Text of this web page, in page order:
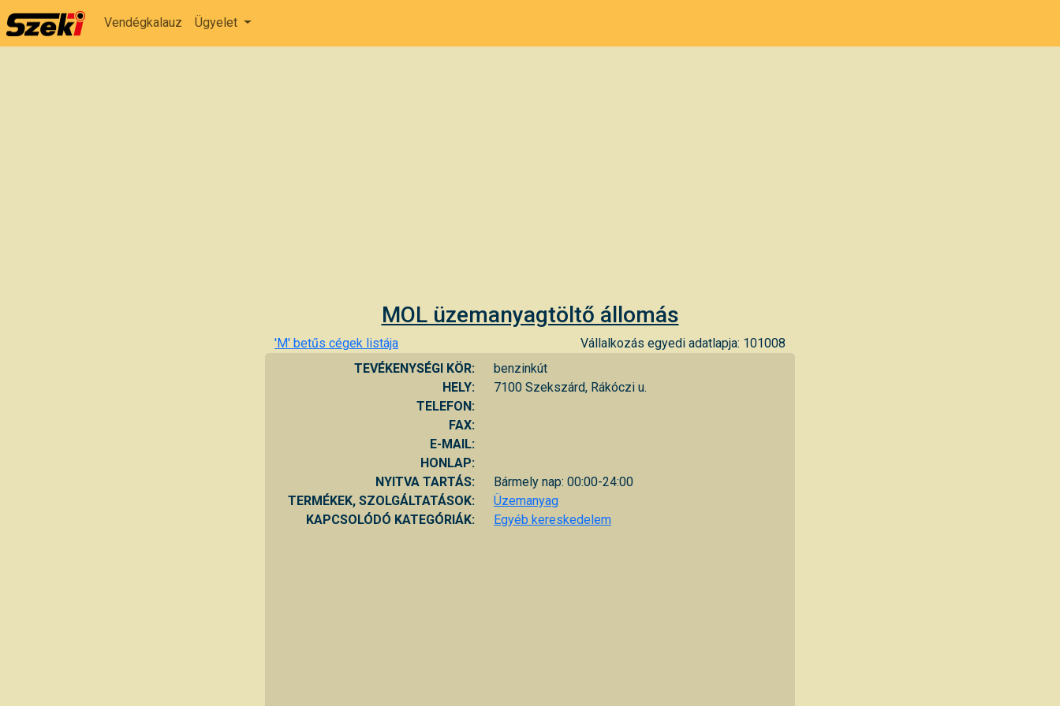
Vendégkalauz Ügyelet
MOL üzemanyagtöltő állomás
'M' betűs cégek listája
Vállalkozás egyedi adatlapja: 101008
TEVÉKENYSÉGI KÖR:
benzinkút
HELY:
7100 Szekszárd, Rákóczi u.
TELEFON:
FAX:
E-MAIL:
HONLAP:
NYITVA TARTÁS:
Bármely nap: 00:00-24:00
TERMÉKEK, SZOLGÁLTATÁSOK:
Üzemanyag
KAPCSOLÓDÓ KATEGÓRIÁK:
Egyéb kereskedelem